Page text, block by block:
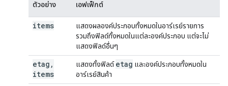
ตัวอย่าง เอฟเฟ็กต์
items
แสดงผลองค์ประกอบทั้งหมดในอาร์เรย์รายการ
รวมถึงฟิลด์ทั้งหมดในแต่ละองค์ประกอบ แต่จะไม่
แสดงฟิลด์อื่นๆ
etag ,
items
แสดงทั้งฟิลด์etag และองค์ประกอบทั้งหมดใน
อาร์เรย์สินค้า